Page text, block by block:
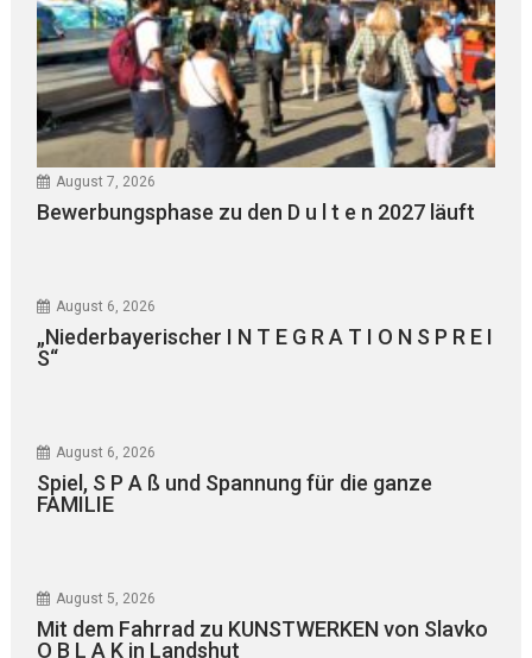
August 7, 2026
Bewerbungsphase zu den D u l t e n 2027 läuft
August 6, 2026
„Niederbayerischer I N T E G R A T I O N S P R E I
S“
August 6, 2026
Spiel, S P A ß und Spannung für die ganze
FAMILIE
August 5, 2026
Mit dem Fahrrad zu KUNSTWERKEN von Slavko
O B L A K in Landshut